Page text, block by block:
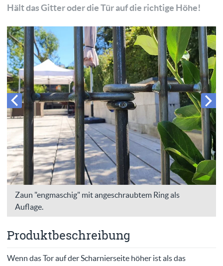
Hält das Gitter oder die Tür auf die richtige Höhe!
Zaun "engmaschig" mit angeschraubtem Ring als
Auflage.
Produktbeschreibung
Wenn das Tor auf der Scharnierseite höher ist als das